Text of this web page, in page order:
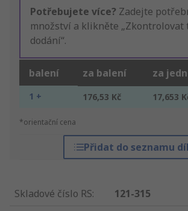
Potřebujete více? Zadejte
množství a klikněte „Zkontrolovat
dodání“.
balení za balení za
1 + 176,53 Kč 17,653
*orientační cena
Přidat do seznamu
Skladové číslo RS:
121-315